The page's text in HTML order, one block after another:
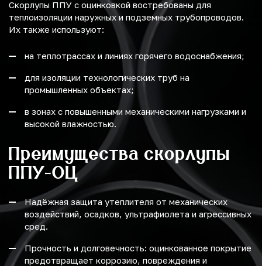
Скорлупы ППУ с оцинковкой востребованы для
теплоизоляции наружных и подземных трубопроводов.
Их также используют:
на теплотрассах и линиях горячего водоснабжения;
для изоляции технологических труб на
промышленных объектах;
в зонах с повышенными механическими нагрузками и
высокой влажностью.
Преимущества скорлупы
ППУ-ОЦ
Надёжная защита утеплителя от механических
воздействий, осадков, ультрафиолета и агрессивных
сред.
Прочность и долговечность: оцинкованное покрытие
предотвращает коррозию, повреждения и